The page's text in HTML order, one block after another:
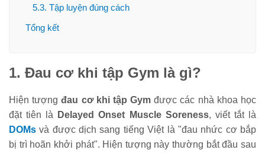
5.3. Tập luyện đúng cách
Tổng kết
1. Đau cơ khi tập Gym là gì?
Hiện tượngđau cơ khi tập Gym được các nhà khoa học
đặt tiên là
Delayed Onset Muscle Soreness, viết tắt là
DOMs và được dịch sang tiếng Việt là "đau nhức cơ bắp
bị trì hoãn khởi phát". Hiện tượng này thường bắt đầu sau